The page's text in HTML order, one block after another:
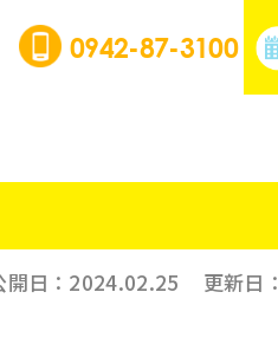
0942-87-3100
開日： 2024.02.25 更新日：